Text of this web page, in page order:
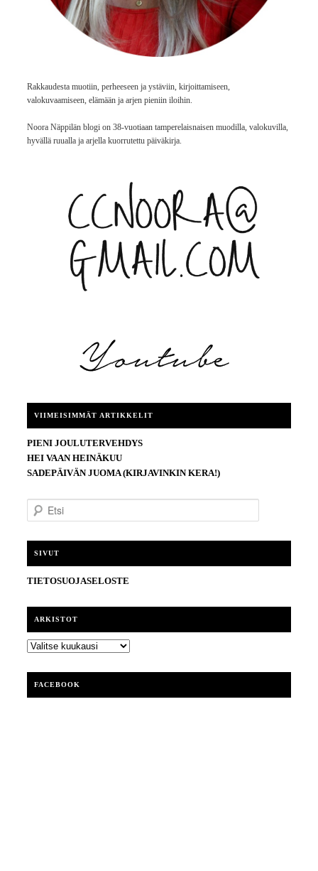
Rakkaudesta muotiin, perheeseen ja ystäviin, kirjoittamiseen,
valokuvaamiseen, elämään ja arjen pieniin iloihin.
Noora Näppilän blogi on 38-vuotiaan tamperelaisnaisen muodilla, valokuvilla,
hyvällä ruualla ja arjella kuorrutettu päiväkirja.
VIIMEISIMMÄT ARTIKKELIT
PIENI JOULUTERVEHDYS
HEI VAAN HEINÄKUU
SADEPÄIVÄN JUOMA (KIRJAVINKIN KERA!)
t
SIVUT
TIETOSUOJASELOSTE
ARKISTOT
ARKISTOT
FACEBOOK